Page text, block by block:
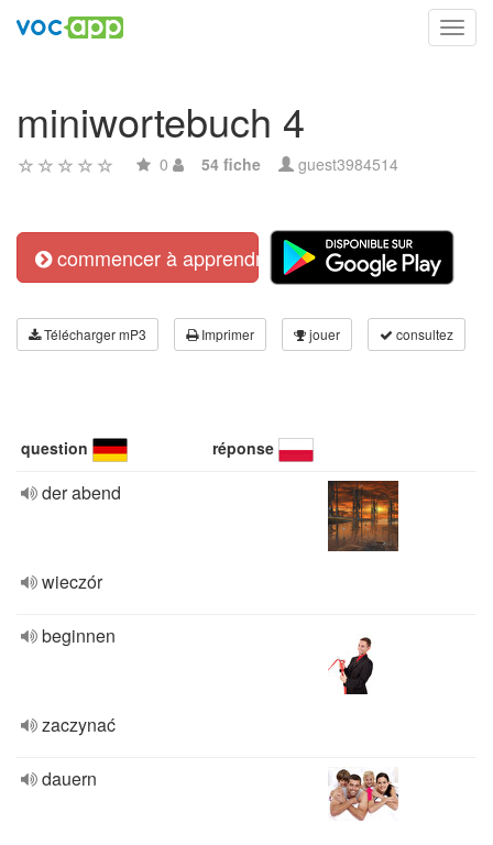
miniwortebuch 4
0 54 fiche guest3984514
commencer à apprendre
Télécharger mP3 Imprimer jouer consultez
question réponse
der abend
wieczór
beginnen
zaczynać
dauern